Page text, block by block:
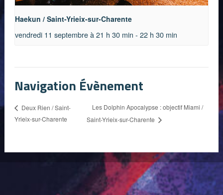
Haekun / Saint-Yrieix-sur-Charente
vendredi 11 septembre à 21 h 30 min - 22 h 30 min
Navigation Évènement
Deux Rien / Saint-
Yrieix-sur-Charente
Les Dolphin Apocalypse : objectif Miami /
Saint-Yrieix-sur-Charente